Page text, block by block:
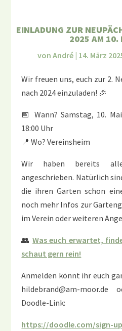
EINLADUNG ZUR
2025 AM 10.
von André| 14. März
Wir freuen uns, euch zur 2.
nach 2024 einzuladen! 🎉
📅 Wann? Samstag, 10.
18:00 Uhr
📍 Wo? Vereinsheim
Wir haben bereits
angeschrieben. Natürlich
die ihren Garten schon
noch mehr Infos zur
im Verein oder weiteren
👥Was euch erwartet,
schaut gern rein!
Anmelden könnt ihr euch
hildebrand@am-
Doodle-Link:
https://doodle.com/sign-